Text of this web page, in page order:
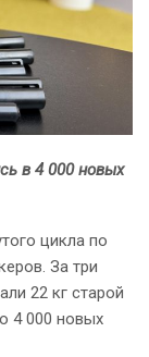
в 4 000 новых
цикла по
За три
22 кг старой
4 000 новых